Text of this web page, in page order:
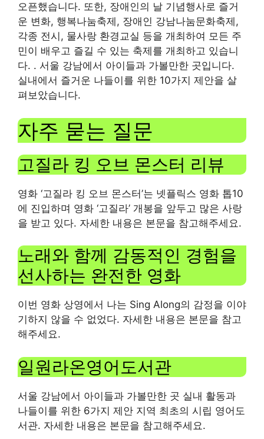
오픈했습니다. 또한, 장애인의 날 기념행사로 즐거
운 변화, 행복나눔축제, 장애인 강남나눔문화축제,
각종 전시, 물사랑 환경교실 등을 개최하여 모든 주
민이 배우고 즐길 수 있는 축제를 개최하고 있습니
다. . 서울 강남에서 아이들과 가볼만한 곳입니다.
실내에서 즐거운 나들이를 위한 10가지 제안을 살
펴보았습니다.
자주 묻는 질문
고질라 킹 오브 몬스터 리뷰
영화 ‘고질라 킹 오브 몬스터’는 넷플릭스 영화 톱10
에 진입하며 영화 ‘고질라’ 개봉을 앞두고 많은 사랑
을 받고 있다. 자세한 내용은 본문을 참고해주세요.
노래와 함께 감동적인 경험을
선사하는 완전한 영화
이번 영화 상영에서 나는 Sing Along의 감정을 이야
기하지 않을 수 없었다. 자세한 내용은 본문을 참고
해주세요.
일원라온영어도서관
서울 강남에서 아이들과 가볼만한 곳 실내 활동과
나들이를 위한 6가지 제안 지역 최초의 시립 영어도
서관. 자세한 내용은 본문을 참고해주세요.